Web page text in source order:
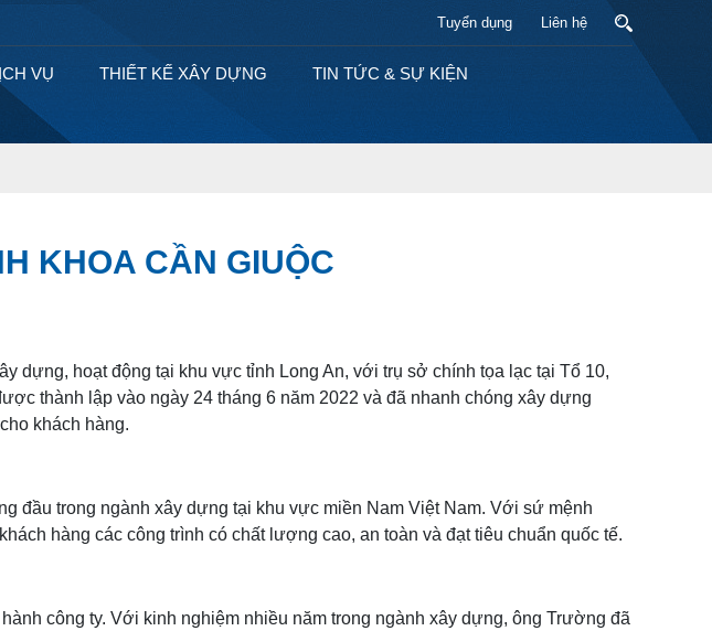
Tuyển dụng Liên hệ
VỤ THIẾT KẾ XÂY DỰNG TIN TỨC & SỰ KIỆN
KHOA CẦN GIUỘC
dựng, hoạt động tại khu vực tỉnh Long An, với trụ sở chính tọa lạc tại Tổ 10,
thành lập vào ngày 24 tháng 6 năm 2022 và đã nhanh chóng xây dựng
khách hàng.
đầu trong ngành xây dựng tại khu vực miền Nam Việt Nam. Với sứ mệnh
hàng các công trình có chất lượng cao, an toàn và đạt tiêu chuẩn quốc tế.
công ty. Với kinh nghiệm nhiều năm trong ngành xây dựng, ông Trường đã